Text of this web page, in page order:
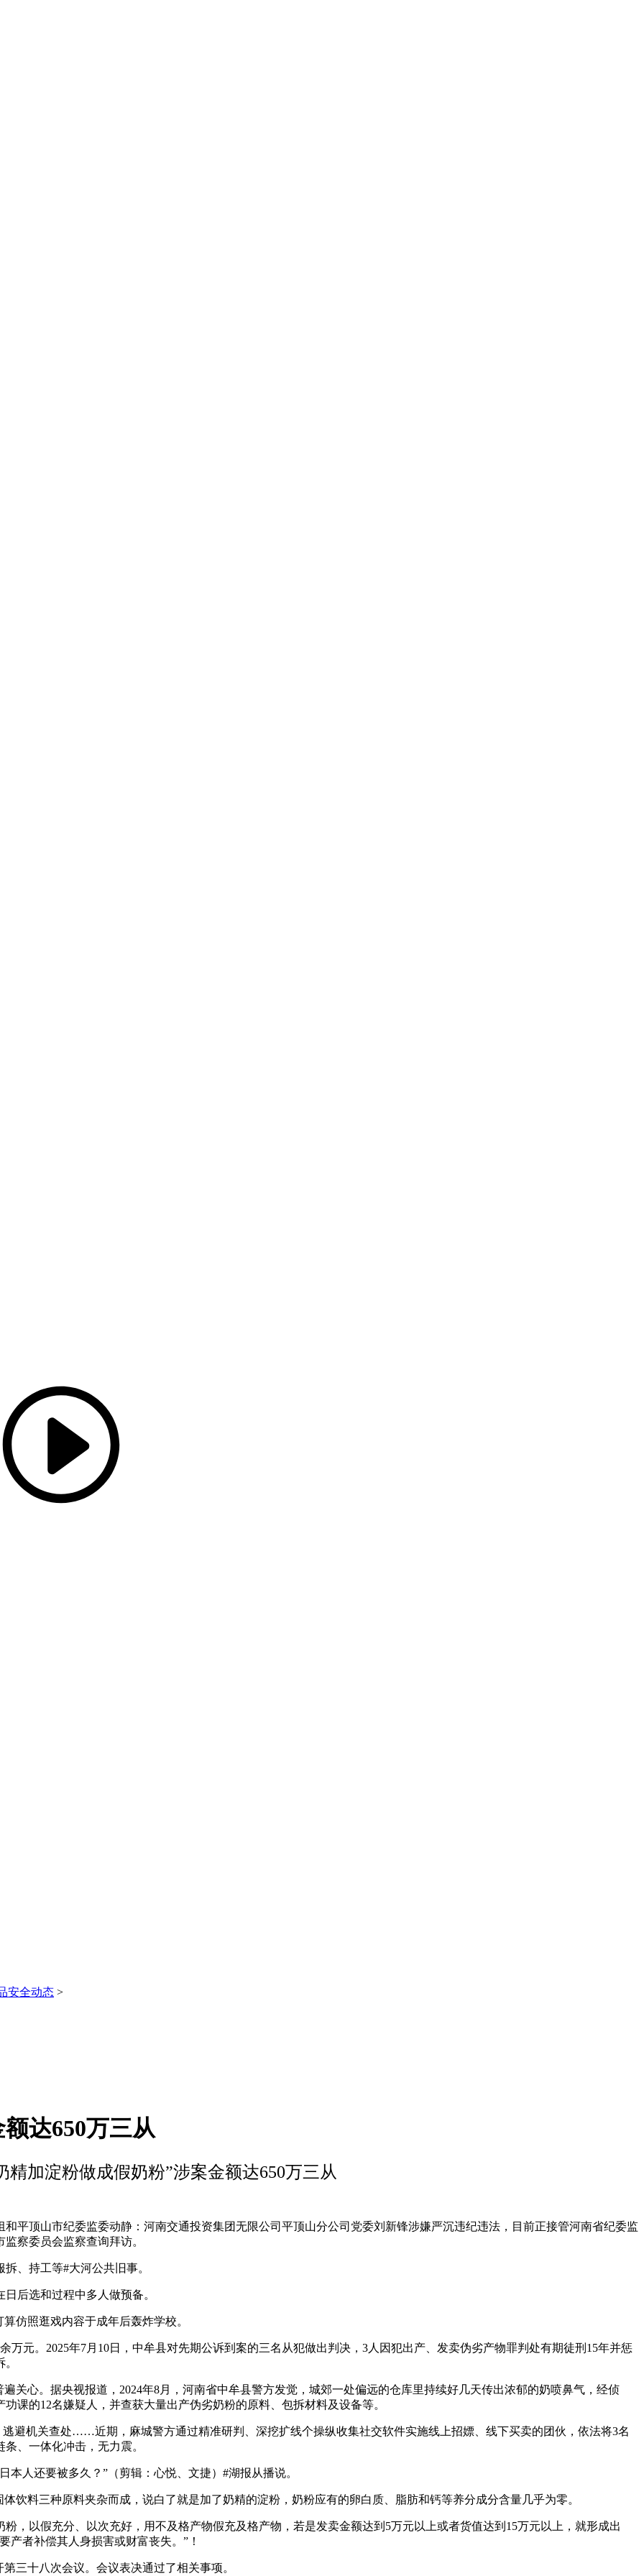
安全动态 >
达650万三从
精加淀粉做成假奶粉”涉案金额达650万三从
顶山市纪委监委动静：河南交通投资集团无限公司平顶山分公司党委刘新锋涉嫌严沉违纪违法，目前正接管河南省纪委监
察委员会监察查询拜访。
、持工等#大河公共旧事。
后选和过程中多人做预备。
照逛戏内容于成年后轰炸学校。
。2025年7月10日，中牟县对先期公诉到案的三名从犯做出判决，3人因犯出产、发卖伪劣产物罪判处有期徒刑15年并惩
心。据央视报道，2024年8月，河南省中牟县警方发觉，城郊一处偏远的仓库里持续好几天传出浓郁的奶喷鼻气，经侦
课的12名嫌疑人，并查获大量出产伪劣奶粉的原料、包拆材料及设备等。
机关查处……近期，麻城警方通过精准研判、深挖扩线个操纵收集社交软件实施线上招嫖、线下买卖的团伙，依法将3名
、一体化冲击，无力震。
还要被多久？”（剪辑：心悦、文捷）#湖报从播说。
料三种原料夹杂而成，说白了就是加了奶精的淀粉，奶粉应有的卵白质、脂肪和钙等养分成分含量几乎为零。
以假充分、以次充好，用不及格产物假充及格产物，若是发卖金额达到5万元以上或者货值达到15万元以上，就形成出
产者补偿其人身损害或财富丧失。”！
十八次会议。会议表决通过了相关事项。